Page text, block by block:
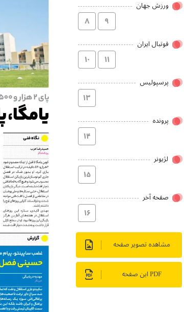
ورزش جهان
۸ ۹
فوتبال ایران
۱۰ ۱۱
پرسپولیس
۱۳
پرونده
۱۴
لژیونر
۱۵
صفحه آخر
۱۶
مشاهده تصویر صفحه
PDF این صفحه